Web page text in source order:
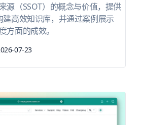
源（SSOT）的概念与价值，提供
高效知识库，并通过案例展示
方面的成效。
07-23